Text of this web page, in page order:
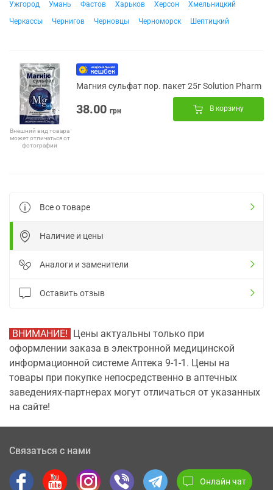
Ужгород
Умань Фастов Харьков Херсон
Хмельницкий
Черкассы
Чернигов Черновцы Черноморск Шептицкий
Внешний вид товара
может отличаться от
фотографии
Магния сульфат пор. пакет 25г Solution Pharm
38.00 грн В корзину
Все о товаре
Наличие и цены
Аналоги и заменители
Оставить отзыв
ВНИМАНИЕ! Цены актуальны только при
оформлении заказа в электронной медицинской
информационной системе Аптека 9-1-1. Цены на
товары при покупке непосредственно в аптечных
заведениях-партнерах могут отличаться от указанных
на сайте!
Связаться с нами
Онлайн чат